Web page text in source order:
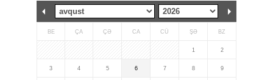
BE ÇA ÇƏ CA CÜ ŞƏ BZ
1 2
3 4 5 6 7 8 9